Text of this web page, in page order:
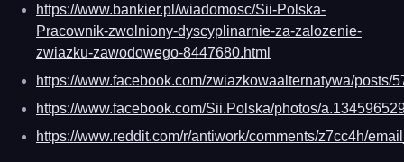
https://www.bankier.pl/wiadomosc/Sii-Polska-
Pracownik-zwolniony-dyscyplinarnie-za-zalozenie-
zwiazku-zawodowego-8447680.html
https://www.facebook.com/zwiazkowaalternatywa/posts/
https://www.facebook.com/Sii.Polska/photos/
https://www.reddit.com/r/antiwork/comments/z7cc4h/